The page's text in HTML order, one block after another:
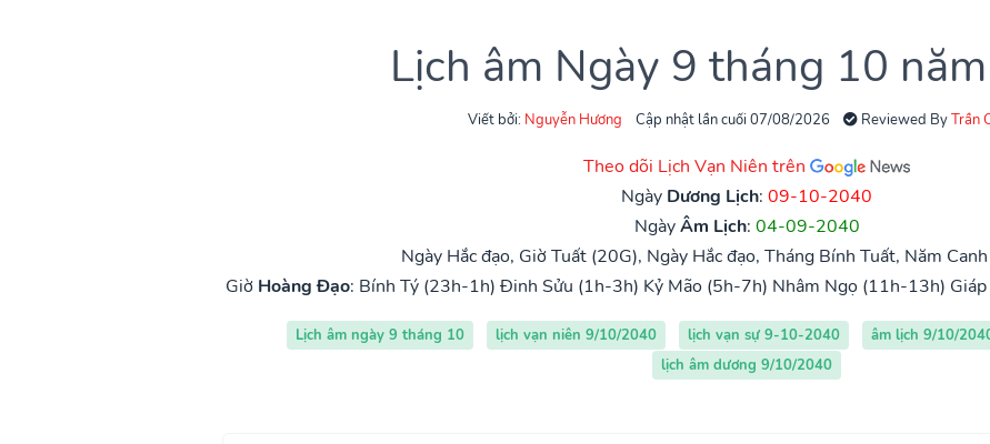
Lịch âm Ngày 9 tháng 10
Viết bởi: Nguyễn Hương Cập nhật lần cuối 07/08/2026 Reviewed ByTrần
Theo dõi Lịch Vạn Niên trên
Ngày Dương Lịch: 09-10-2040
NgàyÂm Lịch: 04-09-2040
Ngày Hắc đạo, Giờ Tuất (20G), Ngày Hắc đạo, Tháng Bính Tuất, Năm
Giờ Hoàng Đạo: Bính Tý (23h-1h) Đinh Sửu (1h-3h) Kỷ Mão (5h-7h) Nhâm Ngọ (11h-13h)
Lịch âm ngày 9 tháng 10 lịch vạn niên 9/10/2040 lịch vạn sự 9-10-2040 âm lịch 9/10/
lịch âm dương 9/10/2040